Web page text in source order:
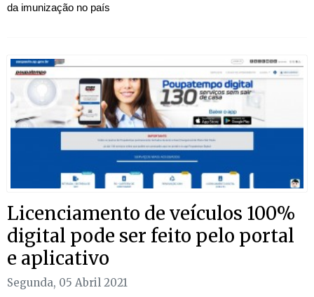
da imunização no país
Licenciamento de veículos 100%
digital pode ser feito pelo portal
e aplicativo
Segunda, 05 Abril 2021